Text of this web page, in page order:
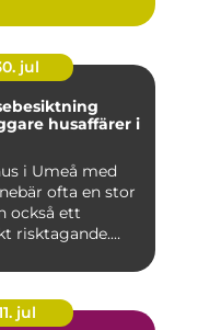
jul
i Umeå med
ofta en stor
också ett
risktagande.
jul